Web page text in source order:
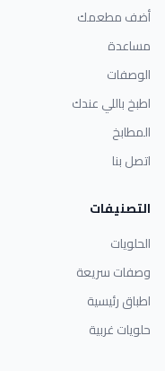
أضف مطعمك
مساعدة
الوصفات
اطبخ باللي عندك
المطابخ
اتصل بنا
التصنيفات
الحلويات
وصفات سريعة
اطباق رئيسية
حلويات غربية